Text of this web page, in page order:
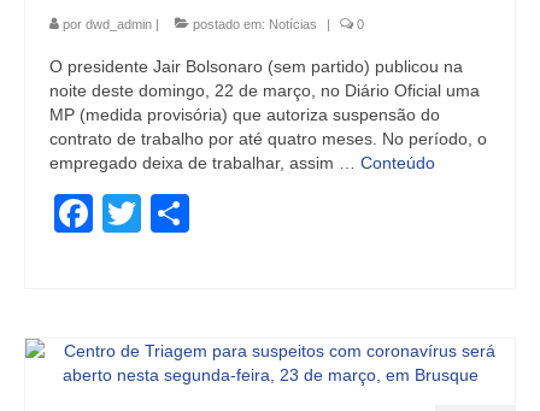
por dwd_admin | postado em: Notícias | 0
O presidente Jair Bolsonaro (sem partido) publicou na
noite deste domingo, 22 de março, no Diário Oficial uma
MP (medida provisória) que autoriza suspensão do
contrato de trabalho por até quatro meses. No período, o
empregado deixa de trabalhar, assim … Conteúdo
Facebook
Twitter